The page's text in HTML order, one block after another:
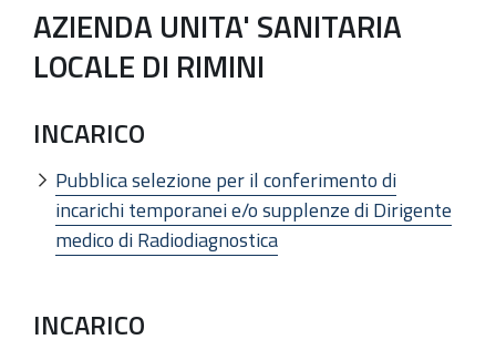
AZIENDA UNITA' SANITARIA
LOCALE DI RIMINI
INCARICO
Pubblica selezione per il conferimento di
incarichi temporanei e/o supplenze di Dirigente
medico di Radiodiagnostica
INCARICO